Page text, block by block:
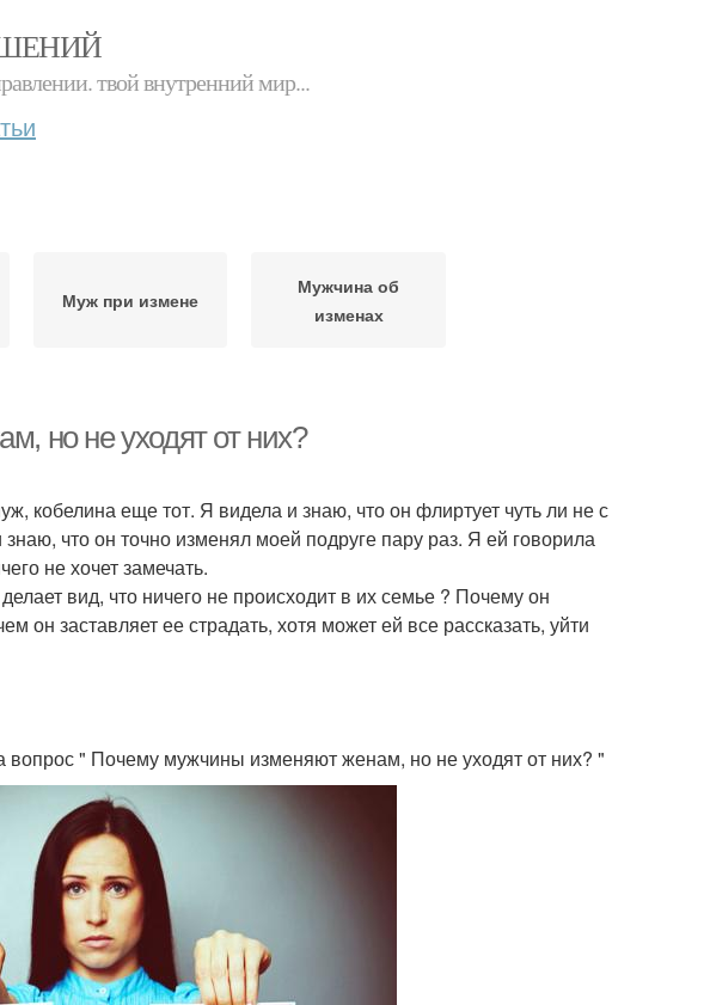
твой внутренний мир...
Муж при измене
Мужчина об
изменах
но не уходят от них?
кобелина еще тот. Я видела и знаю, что он флиртует чуть ли не с
что он точно изменял моей подруге пару раз. Я ей говорила
не хочет замечать.
вид, что ничего не происходит в их семье ? Почему он
он заставляет ее страдать, хотя может ей все рассказать, уйти
вопрос " Почему мужчины изменяют женам, но не уходят от них? "